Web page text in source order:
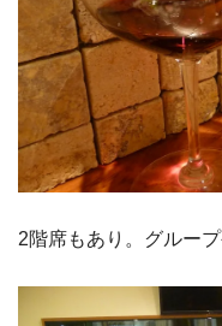
2階席もあり。グルー